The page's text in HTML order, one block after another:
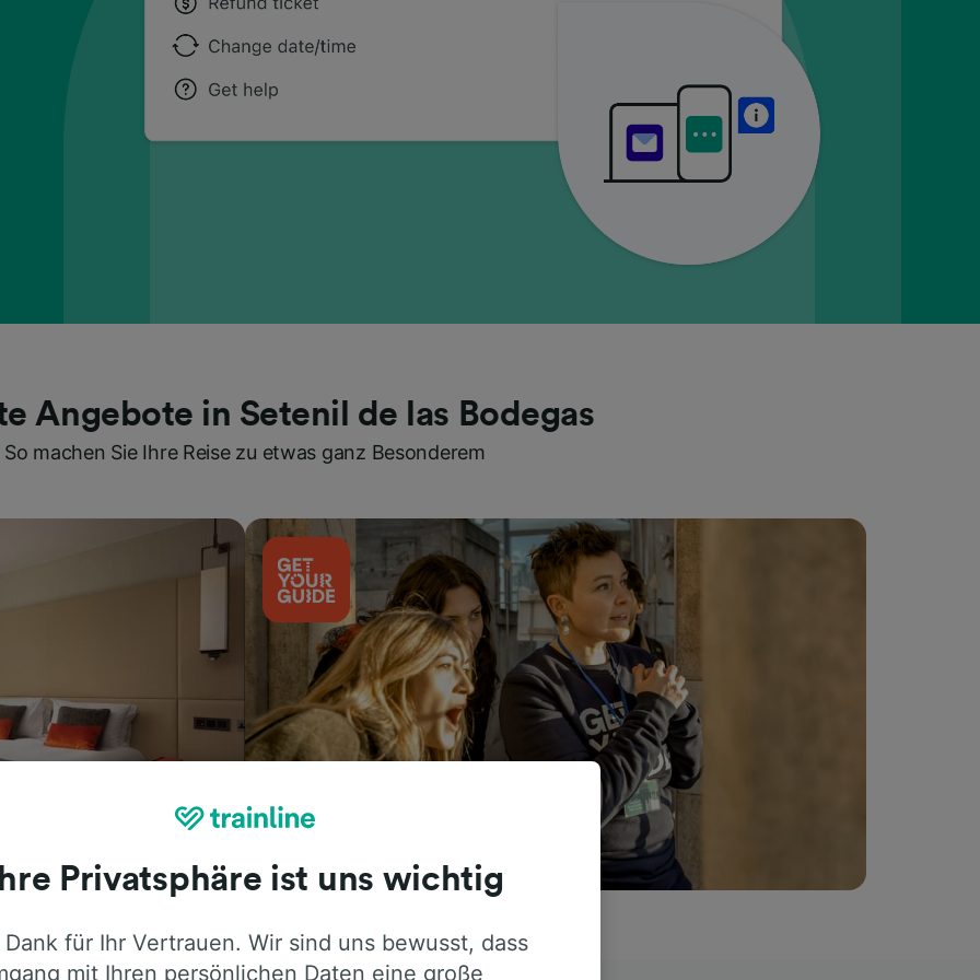
Angebote in Setenil de las Bodegas
So machen Sie Ihre Reise zu etwas ganz Besonderem
Ihre Privatsphäre ist uns wichtig
für Ihr Vertrauen. Wir sind uns bewusst, dass
mit Ihren persönlichen Daten eine große